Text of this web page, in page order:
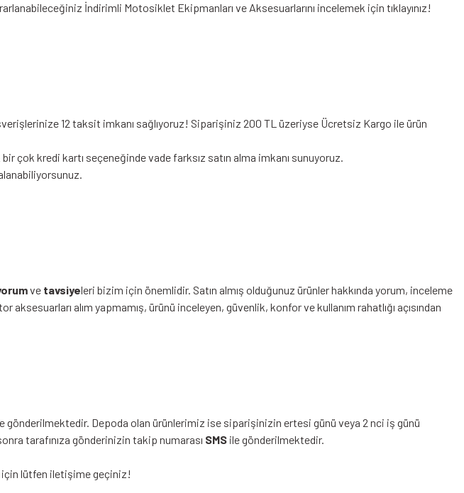
İndirimli Motosiklet Ekipmanları ve Aksesuarlarını incelemek için tıklayınız!
12 taksit imkanı sağlıyoruz! Siparişiniz 200 TL üzeriyse Ücretsiz Kargo ile ürün
çok kredi kartı seçeneğinde vade farksız satın alma imkanı sunuyoruz.
ve tavsiyeleri bizim için önemlidir. Satın almış olduğunuz ürünler hakkında yorum, inceleme
alım yapmamış, ürünü inceleyen, güvenlik, konfor ve kullanım rahatlığı açısından
gönderilmektedir. Depoda olan ürünlerimiz ise siparişinizin ertesi günü veya 2 nci iş günü
tarafınıza gönderinizin takip numarası SMS ile gönderilmektedir.
için lütfen iletişime geçiniz!